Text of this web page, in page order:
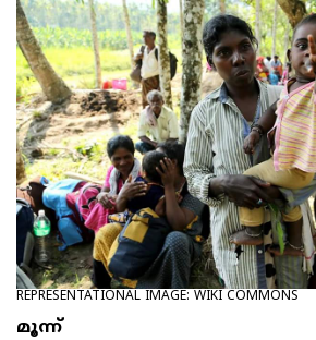
REPRESENTATIONAL IMAGE: WIKI COMMONS
മൂന്ന്